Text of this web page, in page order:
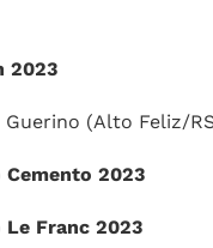
2023
(Alto Feliz/
Cemento 2023
Le Franc 2023